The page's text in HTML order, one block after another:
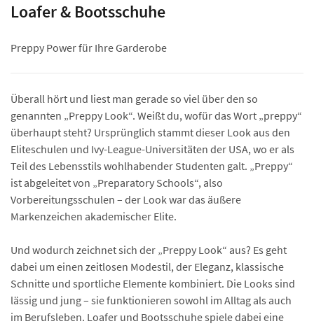
Loafer & Bootsschuhe
Preppy Power für Ihre Garderobe
Überall hört und liest man gerade so viel über den so
genannten „Preppy Look“. Weißt du, wofür das Wort „preppy“
überhaupt steht? Ursprünglich stammt dieser Look aus den
Eliteschulen und Ivy-League-Universitäten der USA, wo er als
Teil des Lebensstils wohlhabender Studenten galt. „Preppy“
ist abgeleitet von „Preparatory Schools“, also
Vorbereitungsschulen – der Look war das äußere
Markenzeichen akademischer Elite.
Und wodurch zeichnet sich der „Preppy Look“ aus? Es geht
dabei um einen zeitlosen Modestil, der Eleganz, klassische
Schnitte und sportliche Elemente kombiniert. Die Looks sind
lässig und jung – sie funktionieren sowohl im Alltag als auch
im Berufsleben. Loafer und Bootsschuhe spiele dabei eine